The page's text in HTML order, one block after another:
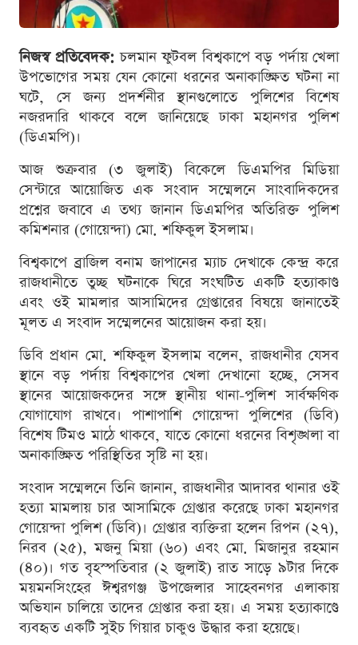
নিজস্ব প্রতিবেদক: চলমান ফুটবল বিশ্বকাপে বড় পর্দায় খেলা
উপভোগের সময় যেন কোনো ধরনের অনাকাঙ্ক্ষিত ঘটনা না
ঘটে, সে জন্য প্রদর্শনীর স্থানগুলোতে পুলিশের বিশেষ
নজরদারি থাকবে বলে জানিয়েছে ঢাকা মহানগর পুলিশ
(ডিএমপি)।
আজ শুক্রবার (৩ জুলাই) বিকেলে ডিএমপির মিডিয়া
সেন্টারে আয়োজিত এক সংবাদ সম্মেলনে সাংবাদিকদের
প্রশ্নের জবাবে এ তথ্য জানান ডিএমপির অতিরিক্ত পুলিশ
কমিশনার (গোয়েন্দা) মো. শফিকুল ইসলাম।
বিশ্বকাপে ব্রাজিল বনাম জাপানের ম্যাচ দেখাকে কেন্দ্র করে
রাজধানীতে তুচ্ছ ঘটনাকে ঘিরে সংঘটিত একটি হত্যাকাণ্ড
এবং ওই মামলার আসামিদের গ্রেপ্তারের বিষয়ে জানাতেই
মূলত এ সংবাদ সম্মেলনের আয়োজন করা হয়।
ডিবি প্রধান মো. শফিকুল ইসলাম বলেন, রাজধানীর যেসব
স্থানে বড় পর্দায় বিশ্বকাপের খেলা দেখানো হচ্ছে, সেসব
স্থানের আয়োজকদের সঙ্গে স্থানীয় থানা-পুলিশ সার্বক্ষণিক
যোগাযোগ রাখবে। পাশাপাশি গোয়েন্দা পুলিশের (ডিবি)
বিশেষ টিমও মাঠে থাকবে, যাতে কোনো ধরনের বিশৃঙ্খলা বা
অনাকাঙ্ক্ষিত পরিস্থিতির সৃষ্টি না হয়।
সংবাদ সম্মেলনে তিনি জানান, রাজধানীর আদাবর থানার ওই
হত্যা মামলায় চার আসামিকে গ্রেপ্তার করেছে ঢাকা মহানগর
গোয়েন্দা পুলিশ (ডিবি)। গ্রেপ্তার ব্যক্তিরা হলেন রিপন (২৭),
নিরব (২৫), মজনু মিয়া (৬০) এবং মো. মিজানুর রহমান
(৪০)। গত বৃহস্পতিবার (২ জুলাই) রাত সাড়ে ৯টার দিকে
ময়মনসিংহের ঈশ্বরগঞ্জ উপজেলার সাহেবনগর এলাকায়
অভিযান চালিয়ে তাদের গ্রেপ্তার করা হয়। এ সময় হত্যাকাণ্ডে
ব্যবহৃত একটি সুইচ গিয়ার চাকুও উদ্ধার করা হয়েছে।